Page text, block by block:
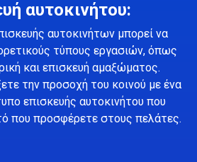
αυτοκινήτου:
αυτοκινήτων μπορεί να
τύπους εργασιών, όπως
και επισκευή αμαξώματος.
την προσοχή του κοινού με ένα
επισκευής αυτοκινήτου που
που προσφέρετε στους πελάτες.